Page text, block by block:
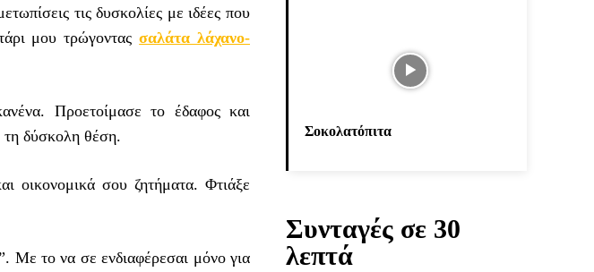
τις δυσκολίες με ιδέες που
μου τρώγονταςσαλάτα λάχανο-
Προετοίμασε το έδαφος και
τη δύσκολη θέση.
οικονομικά σου ζητήματα. Φτιάξε
Με το να σε ενδιαφέρεσαι μόνο για
Σοκολατόπιτα
Συνταγές σε 30
λεπτά